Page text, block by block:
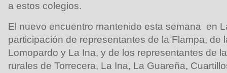
a estos colegios.
El nuevo encuentro mantenido esta semana en
participación de representantes de la Flampa, de
Lomopardo y La Ina, y de los representantes de
rurales de Torrecera, La Ina, La Guareña,